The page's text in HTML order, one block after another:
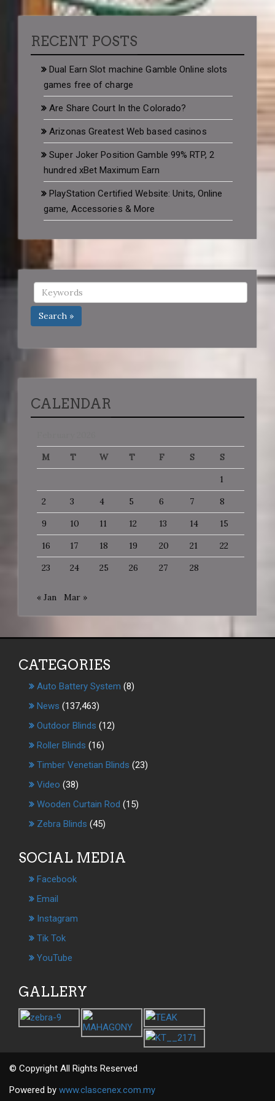
RECENT POSTS
Dual Earn Slot machine Gamble Online slots
games free of charge
Are Share Court In the Colorado?
Arizonas Greatest Web based casinos
Super Joker Position Gamble 99% RTP, 2
hundred xBet Maximum Earn
PlayStation Certified Website: Units, Online
game, Accessories & More
Search »
CALENDAR
M
T W T F S
S
1
2
3 4 5 6 7
8
9
10 11 12 13 14
15
16
17 18 19 20 21
22
23
24 25 26 27 28
« Jan Mar »
CATEGORIES
Auto Battery System (8)
News (137,463)
Outdoor Blinds (12)
Roller Blinds (16)
Timber Venetian Blinds (23)
Video (38)
Wooden Curtain Rod (15)
Zebra Blinds (45)
SOCIAL MEDIA
Facebook
Email
Instagram
Tik Tok
YouTube
GALLERY
© Copyright All Rights Reserved
Powered by www.clascenex.com.my